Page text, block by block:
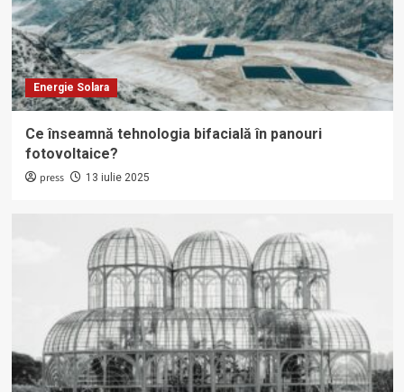
Energie Solara
Ce înseamnă tehnologia bifacială în panouri
fotovoltaice?
press 13 iulie 2025